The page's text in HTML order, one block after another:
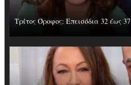
Τρίτος Όροφος: Επεισόδια 32 έως 37